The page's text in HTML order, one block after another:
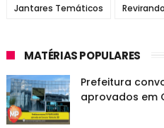
Jantares Temáticos
MATÉRIAS POPULARES
Prefeitura
aprovados em